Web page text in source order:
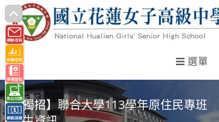
跳
轉
至
主
要
內
容
選單
【獨招】聯合大學113學年原住民專班